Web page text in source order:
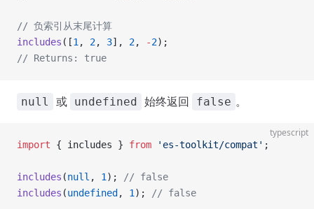
// 负索引从末尾计算
includes ([1 , 2, 3], 2, -2);
// Returns: true
null 或 undefined 始终返回 false 。
typescript
import { includes } from 'es-toolkit/compat' ;
includes (null , 1 );
// false
includes (undefined , 1 ); // false